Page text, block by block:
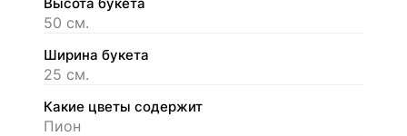
50 см.
Ширина букета
25 см.
Какие цветы содержит
Пион